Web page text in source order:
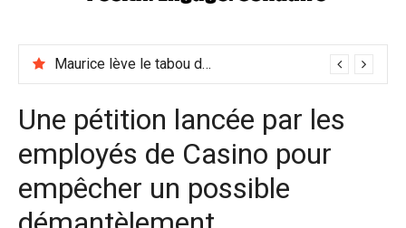
L'info
sociale,
solidaire
et
engagée
relayer ce qui fait avancer le monde
Maurice lève le tabou du viol conjugal
Une pétition lancée par les
employés de Casino pour
empêcher un possible